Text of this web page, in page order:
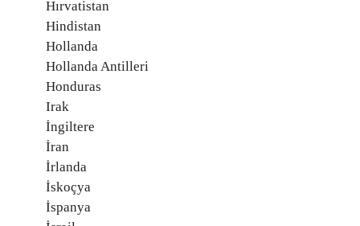
Hırvatistan
Hindistan
Hollanda
Hollanda Antilleri
Honduras
Irak
İngiltere
İran
İrlanda
İskoçya
İspanya